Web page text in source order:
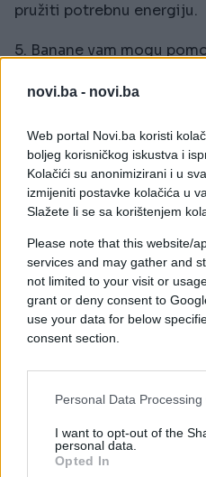
novi.ba - novi.ba
Web portal Novi.ba koristi
boljeg korisničkog iskustva i
Kolačići su anonimizirani i u
izmijeniti postavke kolačića u
Slažete li se sa korištenjem
Please note that this website/
services and may gather and
not limited to your visit or
grant or deny consent to
use your data for below
consent section.
Personal Data
I want to opt-out of the
personal data.
Opted In
pružiti potrebnu energiju.
5. Banane vam mogu
stimulišu crvena krvna
osobama.
6. Naučnici su otkirli da
za doručak, međuobrok i
imaju bolju
mozga i olakšava učenje
Birajte uvijek zrelije
Potpuno zrela banana
Necrosis Factor" koja
Kako banana zrije, razvija
Ako ima više tačkica,
imunitet.